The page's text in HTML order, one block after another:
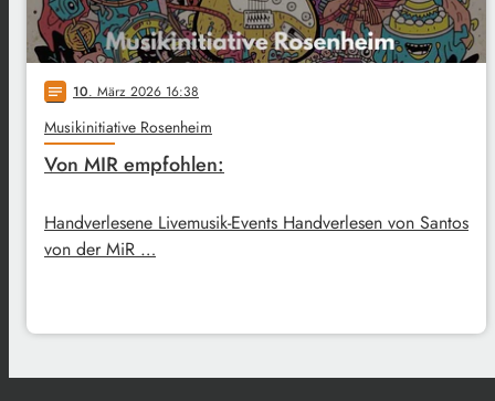
notes 10. März 2026 16:38
Musikinitiative Rosenheim
Von MIR empfohlen:
Handverlesene Livemusik-Events Handverlesen von Santos
von der MiR …